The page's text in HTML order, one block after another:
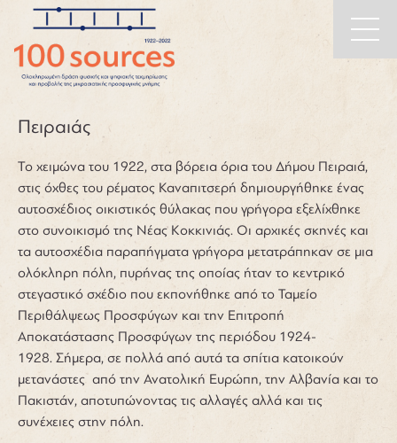
Skip to content
Main
Navigation
Πειραιάς
Το χειμώνα του 1922, στα βόρεια όρια του Δήμου Πειραιά,
στις όχθες του ρέματος Καναπιτσερή δημιουργήθηκε ένας
αυτοσχέδιος οικιστικός θύλακας που γρήγορα εξελίχθηκε
στο συνοικισμό της Νέας Κοκκινιάς. Οι αρχικές σκηνές και
τα αυτοσχέδια παραπήγματα γρήγορα μετατράπηκαν σε μια
ολόκληρη πόλη, πυρήνας της οποίας ήταν το κεντρικό
στεγαστικό σχέδιο που εκπονήθηκε από το Ταμείο
Περιθάλψεως Προσφύγων και την Επιτροπή
Αποκατάστασης Προσφύγων της περιόδου 1924-
1928. Σήμερα, σε πολλά από αυτά τα σπίτια κατοικούν
μετανάστες από την Ανατολική Ευρώπη, την Αλβανία και το
Πακιστάν, αποτυπώνοντας τις αλλαγές αλλά και τις
συνέχειες στην πόλη.